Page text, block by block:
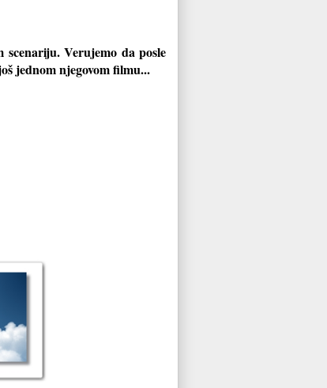
scenariju. Verujemo da posle
jednom njegovom filmu...